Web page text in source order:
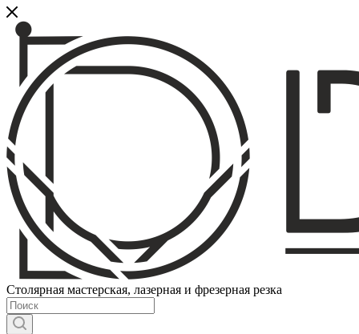
Столярная мастерская, лазерная и фрезерная резка